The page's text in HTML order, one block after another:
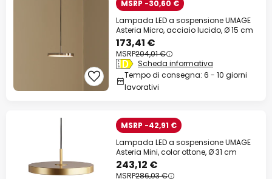
MSRP -30,60 €
Lampada LED a sospensione UMAGE
Asteria Micro, acciaio lucido, Ø 15 cm
173,41 €
MSRP204,01 €
Scheda informativa
Tempo di consegna: 6 - 10 giorni
lavorativi
MSRP -42,91 €
Lampada LED a sospensione UMAGE
Asteria Mini, color ottone, Ø 31 cm
243,12 €
MSRP286,03 €